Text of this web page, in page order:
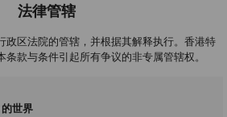
法律管辖
政区法院的管辖，并根据其解释执行。香港特
款与条件引起所有争议的非专属管辖权。
的世界